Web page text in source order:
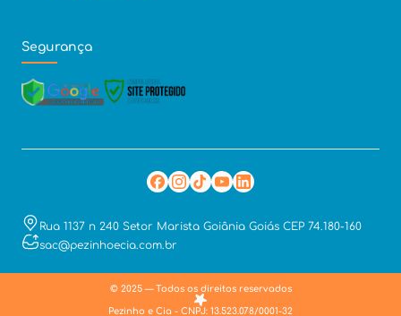
Segurança
Rua 1137 n 240 Setor Marista Goiânia Goiás CEP 74.180-160
sac@pezinhoecia.com.br
© 2025 — Todos os direitos reservados
Pezinho e Cia - CNPJ: 13.523.078/0001-32